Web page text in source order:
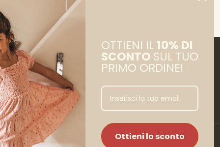
Facebook
OTTIENI IL10% DI
SCONTO SUL TUO
PRIMO ORDINE!
Ottieni lo sconto